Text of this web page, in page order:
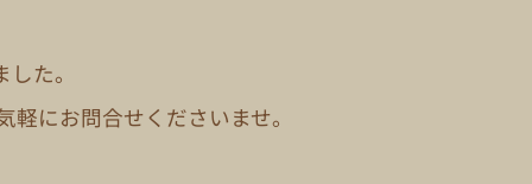
た。
にお問合せくださいませ。